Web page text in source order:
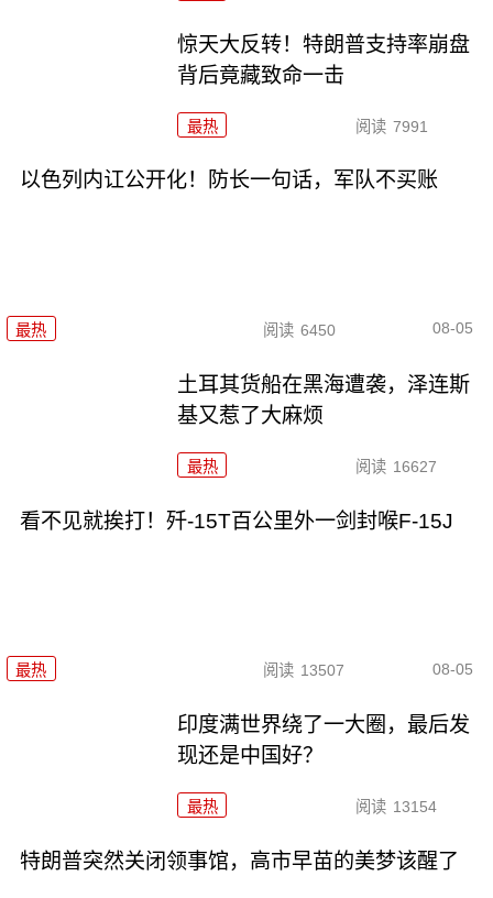
惊天大反转！特朗普支持率崩盘
背后竟藏致命一击
最热 阅读 7991
以色列内讧公开化！防长一句话，军队不买账
最热 阅读 6450 08-05
土耳其货船在黑海遭袭，泽连斯
基又惹了大麻烦
最热 阅读 16627
看不见就挨打！歼-15T百公里外一剑封喉F-15J
最热 阅读 13507 08-05
印度满世界绕了一大圈，最后发
现还是中国好？
最热 阅读 13154
特朗普突然关闭领事馆，高市早苗的美梦该醒了